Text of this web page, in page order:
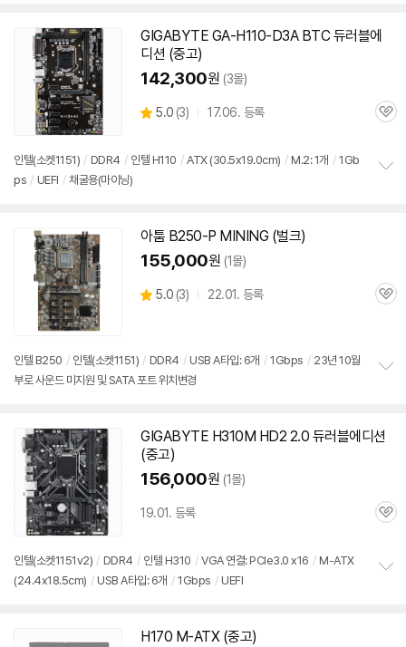
GIGABYTE GA-H110-D3A BTC 듀러블에
디션 (중고)
142,300원 (3몰)
별
5.0 (상
3) 17.06. 등록
관
인텔(소켓1151) / DDR4 / 인텔 H110 / ATX (30.5x19.0cm) / M.2: 1개 / 1Gb
ps / UEFI / 채굴용(마이닝)
아툼 B250-P MINING (벌크)
155,000원 (1몰)
별
5.0 (상
뷰
3) 22.01. 등록
관
인텔 B250 / 인텔(소켓1151) / DDR4 / USB A타입: 6개 / 1Gbps / 23년 10월
부로 사운드 미지원 및 SATA 포트 위치변경
GIGABYTE H310M HD2 2.0 듀러블에디션
(중고)
156,000원 (1몰)
19.01. 등록
관
인텔(소켓1151v2) / DDR4 / 인텔 H310 / VGA 연결: PCIe3.0 x16 / M-ATX
(24.4x18.5cm) / USB A타입: 6개 / 1Gbps / UEFI
H170 M-ATX (중고)